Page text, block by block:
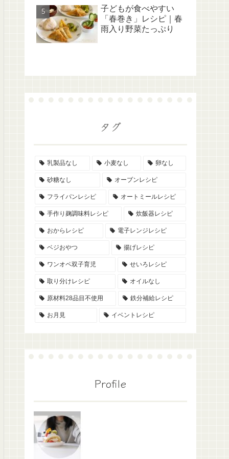
子どもが食べやすい
「春巻き」レシピ｜春
雨入り野菜たっぷり
タグ
乳製品なし 小麦なし 卵なし
砂糖なし オーブンレシピ
フライパンレシピ オートミールレシピ
手作り麹調味料レシピ 炊飯器レシピ
おからレシピ 電子レンジレシピ
ベジおやつ 揚げレシピ
ワンオペ双子育児 せいろレシピ
取り分けレシピ オイルなし
原材料28品目不使用 鉄分補給レシピ
お月見 イベントレシピ
Profile